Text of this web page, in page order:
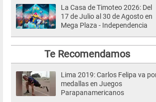
La Casa de Timoteo 2026: Del
17 de Julio al 30 de Agosto en
Mega Plaza - Independencia
Te Recomendamos
Lima 2019: Carlos Felipa va por
medallas en Juegos
Parapanamericanos